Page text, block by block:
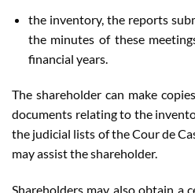
the inventory, the reports
the minutes of these
financial years.
The shareholder can make
documents relating to the
the judicial lists of the Cour de
may assist the shareholder.
Shareholders may also obtain a